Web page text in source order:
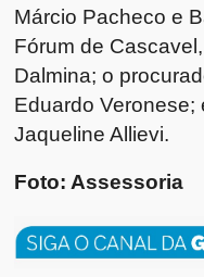
Márcio Pacheco e
Fórum de
Dalmina; o
Eduardo Veronese;
Jaqueline Allievi.
Foto: Assessoria